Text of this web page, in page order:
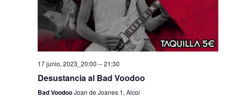
17 junio, 2023_20:00 --21:30
Desustancia al Bad Voodoo
Bad VoodooJoan de Joanes 1, Alcoi